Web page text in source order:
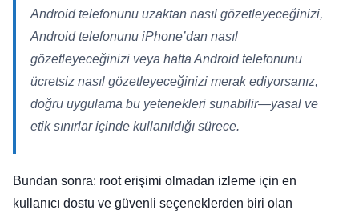
Android telefonunu uzaktan nasıl gözetleyeceğinizi,
Android telefonunu iPhone’dan nasıl
gözetleyeceğinizi veya hatta Android telefonunu
ücretsiz nasıl gözetleyeceğinizi merak ediyorsanız,
doğru uygulama bu yetenekleri sunabilir—yasal ve
etik sınırlar içinde kullanıldığı sürece.
Bundan sonra: root erişimi olmadan izleme için en
kullanıcı dostu ve güvenli seçeneklerden biri olan